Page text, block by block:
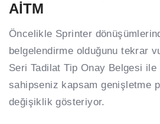
AİTM
Öncelikle Sprinter
belgelendirme olduğunu tekrar
Seri Tadilat Tip Onay Belgesi ile
sahipseniz kapsam genişletme
değişiklik gösteriyor.